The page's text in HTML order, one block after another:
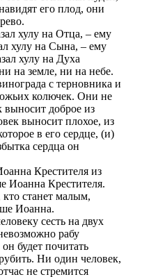
его плод, они
хулу на Отца, – ему
хулу на Сына, – ему
хулу на Духа
на земле, ни на небе.
с терновника и
колючек. Они не
доброе из
выносит плохое, из
в его сердце, (и)
сердца он
Крестителя из
Иоанна Крестителя.
станет малым,
Иоанна.
сесть на двух
рабу
будет почитать
Ни один человек,
не стремится